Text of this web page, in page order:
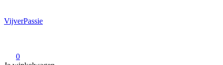
VijverPassie
0